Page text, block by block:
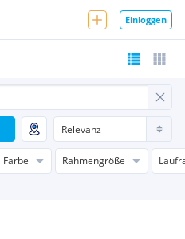
Einloggen
Farbe Rahmengröße